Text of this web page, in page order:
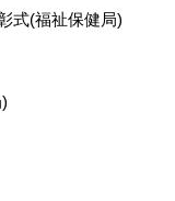
式(福祉保健局)